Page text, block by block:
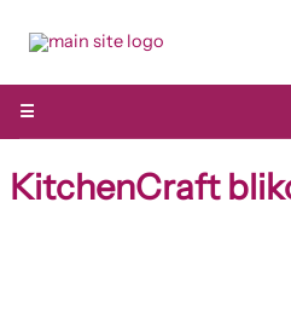
naar
inhoud
☰
KitchenCraft